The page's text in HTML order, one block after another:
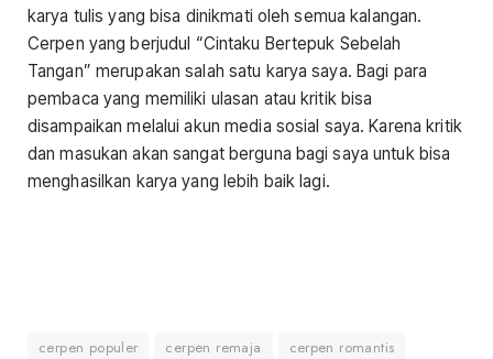
karya tulis yang bisa dinikmati oleh semua kalangan.
Cerpen yang berjudul “Cintaku Bertepuk Sebelah
Tangan” merupakan salah satu karya saya. Bagi para
pembaca yang memiliki ulasan atau kritik bisa
disampaikan melalui akun media sosial saya. Karena kritik
dan masukan akan sangat berguna bagi saya untuk bisa
menghasilkan karya yang lebih baik lagi.
cerpen populer cerpen remaja cerpen romantis